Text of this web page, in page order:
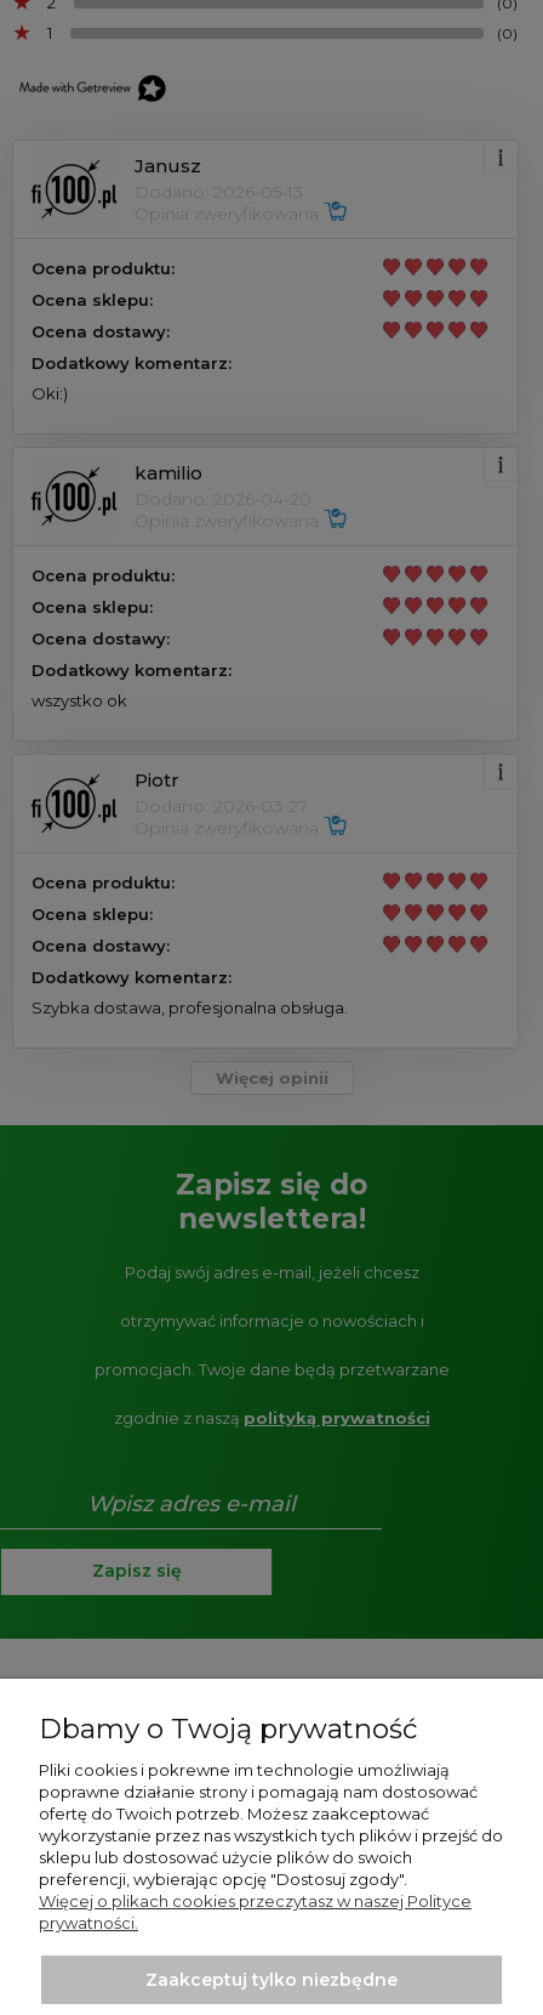
1 (0)
Janusz
Dodano: 2026-05-13
Opinia zweryfikowana
Ocena produktu:
Ocena sklepu:
Ocena dostawy:
Dodatkowy komentarz:
Oki:)
kamilio
Dodano: 2026-04-20
Opinia zweryfikowana
Ocena produktu:
Ocena sklepu:
Ocena dostawy:
Dodatkowy komentarz:
wszystko ok
Piotr
Dodano: 2026-03-27
Opinia zweryfikowana
Ocena produktu:
Ocena sklepu:
Ocena dostawy:
Dodatkowy komentarz:
Szybka dostawa, profesjonalna obsługa.
Więcej opinii
Zapisz się do
newslettera!
Podaj swój adres e-mail, jeżeli chcesz
otrzymywać informacje o nowościach i
promocjach. Twoje dane będą przetwarzane
zgodnie z naszą polityką prywatności
Zapisz się
Strony informacyjne
Moje konto
Płatności i dostawa
Dbamy o Twoją prywatność
Pliki cookies i pokrewne im technologie umożliwiają
poprawne działanie strony i pomagają nam dostosować
ofertę do Twoich potrzeb. Możesz zaakceptować
wykorzystanie przez nas wszystkich tych plików i przejść do
sklepu lub dostosować użycie plików do swoich
preferencji, wybierając opcję "Dostosuj zgody".
Więcej o plikach cookies przeczytasz w naszej Polityce
prywatności.
Zaakceptuj tylko niezbędne